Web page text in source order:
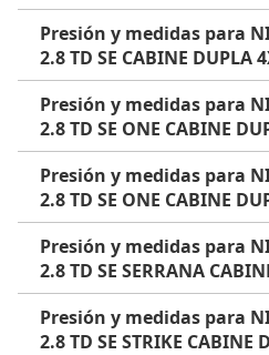
Presión y medidas para
2.8 TD SE CABINE DUPLA
Presión y medidas para
2.8 TD SE ONE CABINE
Presión y medidas para
2.8 TD SE ONE CABINE
Presión y medidas para
2.8 TD SE SERRANA
Presión y medidas para
2.8 TD SE STRIKE CABINE